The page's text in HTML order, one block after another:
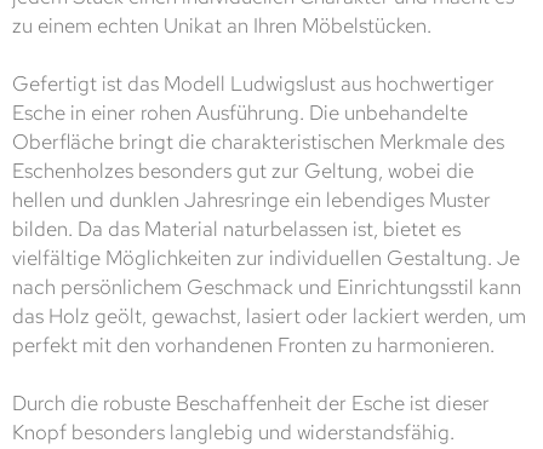
zu einem echten Unikat an Ihren Möbelstücken.
Gefertigt ist das Modell Ludwigslust aus hochwertiger
Esche in einer rohen Ausführung. Die unbehandelte
Oberfläche bringt die charakteristischen Merkmale des
Eschenholzes besonders gut zur Geltung, wobei die
hellen und dunklen Jahresringe ein lebendiges Muster
bilden. Da das Material naturbelassen ist, bietet es
vielfältige Möglichkeiten zur individuellen Gestaltung. Je
nach persönlichem Geschmack und Einrichtungsstil kann
das Holz geölt, gewachst, lasiert oder lackiert werden, um
perfekt mit den vorhandenen Fronten zu harmonieren.
Durch die robuste Beschaffenheit der Esche ist dieser
Knopf besonders langlebig und widerstandsfähig.